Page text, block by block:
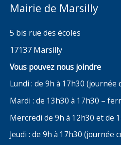
Mairie de Marsilly
5 bis rue des écoles
17137 Marsilly
Vous pouvez nous joindre
Lundi : de 9h à 17h30 (journée
Mardi : de 13h30 à 17h30 –
Mercredi de 9h à 12h30 et de
Jeudi : de 9h à 17h30 (journée